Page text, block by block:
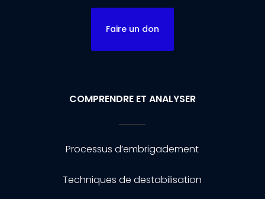
Faire un don
COMPRENDRE ET ANALYSER
Processus d’embrigadement
Techniques de destabilisation